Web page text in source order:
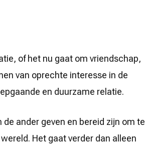
of het nu gaat om vriendschap,
van oprechte interesse in de
en duurzame relatie.
ander geven en bereid zijn om te
Het gaat verder dan alleen